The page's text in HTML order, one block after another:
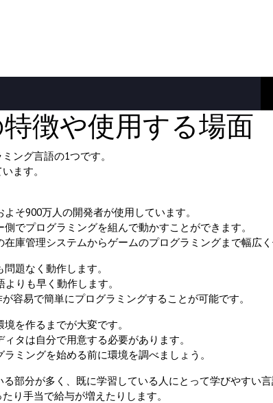
徴や使用する場面
ング言語の1つです。
ます。
そ900万人の開発者が使用しています。
でプログラミングを組んで動かすことができます。
庫管理システムからゲームのプログラミングまで幅広く
題なく動作します。
りも早く動作します。
容易で簡単にプログラミングすることが可能です。
を作るまでが大変です。
タは自分で用意する必要があります。
ミングを始める前に環境を調べましょう。
部分が多く、既に学習している人にとって学びやすい言
り手当で給与が増えたりします。